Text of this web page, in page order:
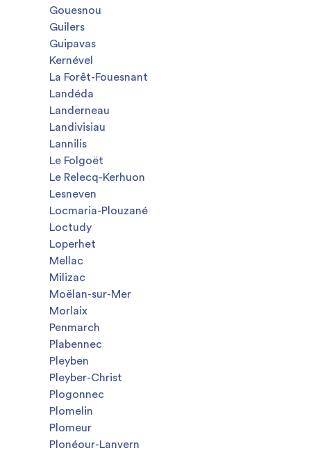
Gouesnou
Guilers
Guipavas
Kernével
La Forêt-Fouesnant
Landéda
Landerneau
Landivisiau
Lannilis
Le Folgoët
Le Relecq-Kerhuon
Lesneven
Locmaria-Plouzané
Loctudy
Loperhet
Mellac
Milizac
Moëlan-sur-Mer
Morlaix
Penmarch
Plabennec
Pleyben
Pleyber-Christ
Plogonnec
Plomelin
Plomeur
Plonéour-Lanvern